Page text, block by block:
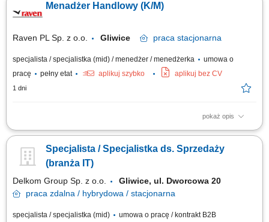
oraz budowanie zainteresowania ofertą, współpraca z zespołem
sprzedaży w zakresie przygotowywania nowych możliwości biznesowych,
Menadżer Handlowy (K/M)
Raven PL Sp. z o.o. Gliwice praca stacjonarna
specjalista / specjalistka (mid) / menedżer / menedżerka
umowa o
pracę
pełny etat aplikuj szybko aplikuj bez CV
1 dni
pokaż opis
Zakres obowiązków: Efektywna sprzedaż materiałów hutniczych zgodnie
poprzez kontakt mailowy, telefoniczny oraz osobisty; Przedstawianie
oferty handlowej, prowadzenie negocjacji handlowych; Aktywne
Specjalista / Specjalistka ds. Sprzedaży
(branża IT)
Delkom Group Sp. z o.o.
Gliwice, ul. Dworcowa 20
praca zdalna / hybrydowa / stacjonarna
specjalista / specjalistka (mid)
umowa o pracę / kontrakt B2B